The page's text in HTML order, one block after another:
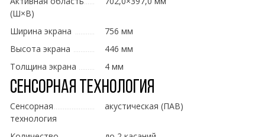
(Ш×В)
Ширина экрана
756 мм
Высота экрана
446 мм
Толщина экрана
4 мм
Сенсорная технология
Сенсорная
технология
акустическая (ПАВ)